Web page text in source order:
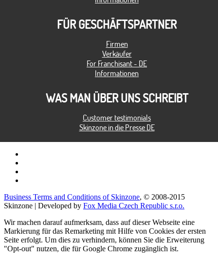
FÜR GESCHÄFTSPARTNER
Firmen
Verkäufer
For Franchisant - DE
Informationen
WAS MAN ÜBER UNS SCHREIBT
Customer testimonials
Skinzone in die Presse DE
Business Terms and Conditions of Skinzone, © 2008-2015
Skinzone | Developed by Fox Media Czech Republic s.r.o.
Wir machen darauf aufmerksam, dass auf dieser Webseite eine
Markierung für das Remarketing mit Hilfe von Cookies der ersten
Seite erfolgt. Um dies zu verhindern, können Sie die Erweiterung
"Opt-out" nutzen, die für Google Chrome zugänglich ist.